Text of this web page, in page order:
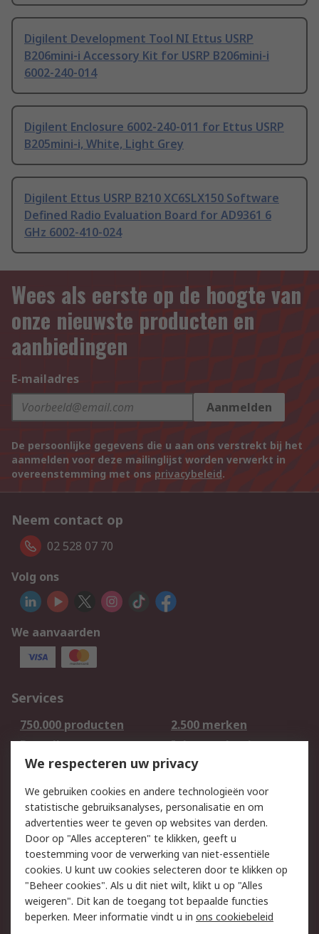
Digilent Development Tool NI Ettus USRP
B206mini-i Accessory Kit for USRP B206mini-i
6002-240-014
Digilent Enclosure 6002-240-011 for Ettus USRP
B205mini-i, White, Light Grey
Digilent Ettus USRP B210 XC6SLX150 Software
Defined Radio Evaluation Board for AD9361 6
GHz 6002-410-024
Wees als eerste op de hoogte van
onze nieuwste producten en
aanbiedingen
E-mailadres
Aanmelden
De persoonlijke gegevens die u aan ons verstrekt bij het
aanmelden voor deze mailinglijst worden verwerkt in
overeenstemming met ons privacybeleid.
Neem contact op
02 528 07 70
Volg ons
We aanvaarden
Services
750.000 producten
2.500 merken
Bestellen
Inkoopoplossingen
Retouren
Technisch advies
Track & Trace
Wettelijk
Cookiebeleid
Email veiligheid
Privacybeleid -
Bijgewerkt
Websitevoorwaarden
Algemene
verkoopvoorwaarden
We respecteren uw privacy
We gebruiken cookies en andere technologieën voor
statistische gebruiksanalyses, personalisatie en om
advertenties weer te geven op websites van derden.
Door op "Alles accepteren" te klikken, geeft u
toestemming voor de verwerking van niet-essentiële
cookies. U kunt uw cookies selecteren door te klikken op
"Beheer cookies". Als u dit niet wilt, klikt u op "Alles
weigeren". Dit kan de toegang tot bepaalde functies
beperken. Meer informatie vindt u in ons cookiebeleid